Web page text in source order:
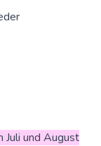
Juli und August